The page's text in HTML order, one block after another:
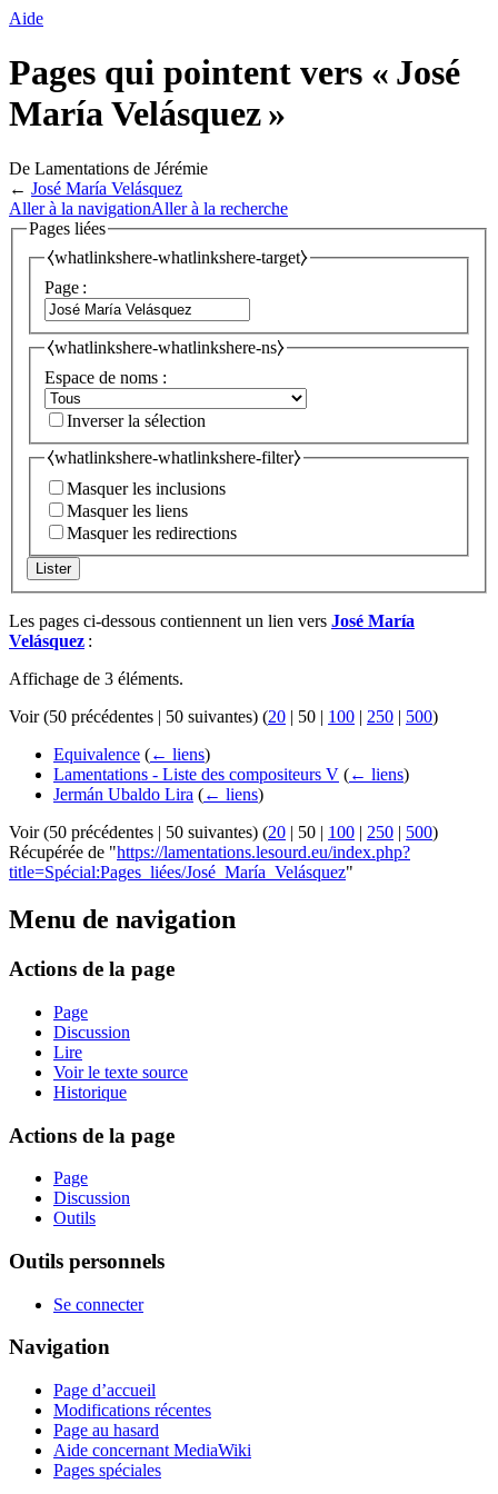
Aide
Pages qui pointent vers « José
María Velásquez »
De Lamentations de Jérémie
← José María Velásquez
Aller à la navigationAller à la recherche
Pages liées
⧼whatlinkshere-whatlinkshere-target⧽
Page :
⧼whatlinkshere-whatlinkshere-ns⧽
Espace de noms :
Inverser la sélection
⧼whatlinkshere-whatlinkshere-filter⧽
Masquer les inclusions
Masquer les liens
Masquer les redirections
Lister
Les pages ci-dessous contiennent un lien vers José María
Velásquez :
Affichage de 3 éléments.
Voir (50 précédentes | 50 suivantes) (20 | 50 | 100 | 250 | 500)
Equivalence (← liens)
Lamentations - Liste des compositeurs V (← liens)
Jermán Ubaldo Lira (← liens)
Voir (50 précédentes | 50 suivantes) (20 | 50 | 100 | 250 | 500)
Récupérée de "https://lamentations.lesourd.eu/index.php?
title=Spécial:Pages_liées/José_María_Velásquez"
Menu de navigation
Actions de la page
Page
Discussion
Lire
Voir le texte source
Historique
Actions de la page
Page
Discussion
Outils
Outils personnels
Se connecter
Navigation
Page d’accueil
Modifications récentes
Page au hasard
Aide concernant MediaWiki
Pages spéciales